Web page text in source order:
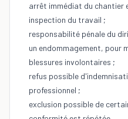
arrêt immédiat du chantier
inspection du travail ;
responsabilité pénale du
un endommagement, pour
blessures involontaires ;
refus possible
professionnel ;
exclusion possible de